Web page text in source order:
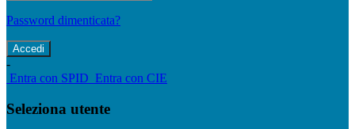
Password dimenticata?
-
Entra con SPID Entra con CIE
Seleziona utente